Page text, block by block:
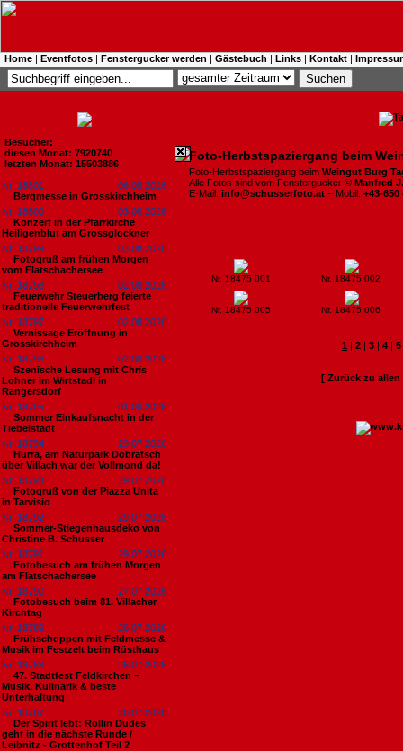
Home | Eventfotos | Fenstergucker werden | Gästebuch | Links | Kontakt |
Besucher:
diesen Monat: 7920740
letzten Monat: 15503886
Nr. 18801
06.08.2026
Bergmesse in Grosskirchheim
Nr. 18800
03.08.2026
Konzert in der Pfarrkirche
Heiligenblut am Grossglockner
Nr. 18799
03.08.2026
Fotogruß am frühen Morgen
vom Flatschachersee
Nr. 18798
02.08.2026
Feuerwehr Steuerberg feierte
traditionelle Feuerwehrfest
Nr. 18797
02.08.2026
Vernissage Eröffnung in
Grosskirchheim
Nr. 18796
02.08.2026
Szenische Lesung mit Chris
Lohner im Wirtstadl in
Rangersdorf
Nr. 18795
01.08.2026
Sommer Einkaufsnacht in der
Tiebelstadt
Nr. 18794
29.07.2026
Hurra, am Naturpark Dobratsch
über Villach war der Vollmond da!
Nr. 18793
29.07.2026
Fotogruß von der Piazza Unita
in Tarvisio
Nr. 18792
29.07.2026
Sommer-Stiegenhausdeko von
Christine B. Schusser
Nr. 18791
29.07.2026
Fotobesuch am frühen Morgen
am Flatschachersee
Nr. 18790
27.07.2026
Fotobesuch beim 81. Villacher
Kirchtag
Nr. 18789
26.07.2026
Frühschoppen mit Feldmesse &
Musik im Festzelt beim Rüsthaus
Nr. 18788
26.07.2026
47. Stadtfest Feldkirchen –
Musik, Kulinarik & beste
Unterhaltung
Nr. 18787
26.07.2026
Der Spirit lebt: Rollin Dudes
geht in die nächste Runde /
Leibnitz - Grottenhof Teil 2
Foto-Herbstspaziergang beim
Foto-Herbstspaziergang beim Weingut Burg
Alle Fotos sind vom Fenstergucker © Manfred
E-Mail: info@schusserfoto.at – Mobil: +43-650
Nr. 18475 001 Nr. 18475 002
Nr. 18475 005 Nr. 18475 006
1 | 2 | 3 | 4 | 5
[ Zurück zu